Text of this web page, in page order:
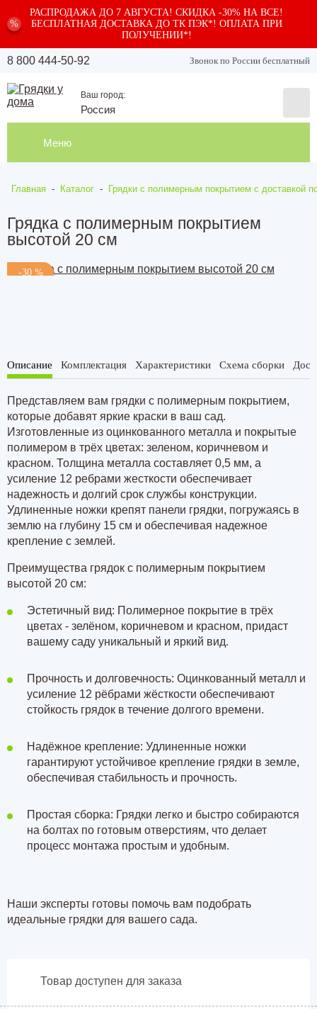
%
РАСПРОДАЖА ДО 7 АВГУСТА! СКИДКА -30% НА ВСЕ!
БЕСПЛАТНАЯ ДОСТАВКА ДО ТК ПЭК*! ОПЛАТА ПРИ
ПОЛУЧЕНИИ*!
8 800 444-50-92 Звонок по России бесплатный
Ваш город:
Россия
Меню
Главная - Каталог - Грядки с полимерным покрытием с доставкой
Грядка с полимерным покрытием
высотой 20 см
-30 %
Описание Комплектация Характеристики Схема сборки
Представляем вам грядки с полимерным покрытием,
которые добавят яркие краски в ваш сад.
Изготовленные из оцинкованного металла и покрытые
полимером в трёх цветах: зеленом, коричневом и
красном. Толщина металла составляет 0,5 мм, а
усиление 12 ребрами жесткости обеспечивает
надежность и долгий срок службы конструкции.
Удлиненные ножки крепят панели грядки, погружаясь в
землю на глубину 15 см и обеспечивая надежное
крепление с землей.
Преимущества грядок с полимерным покрытием
высотой 20 см:
Эстетичный вид: Полимерное покрытие в трёх
цветах - зелёном, коричневом и красном, придаст
вашему саду уникальный и яркий вид.
Прочность и долговечность: Оцинкованный металл и
усиление 12 рёбрами жёсткости обеспечивают
стойкость грядок в течение долгого времени.
Надёжное крепление: Удлиненные ножки
гарантируют устойчивое крепление грядки в земле,
обеспечивая стабильность и прочность.
Простая сборка: Грядки легко и быстро собираются
на болтах по готовым отверстиям, что делает
процесс монтажа простым и удобным.
Наши эксперты готовы помочь вам подобрать
идеальные грядки для вашего сада.
Товар доступен для заказа